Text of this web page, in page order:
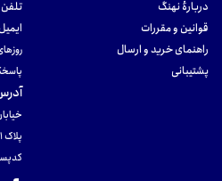
دربارهٔ نهنگ
قوانین و مقررات
راهنمای خرید و ارسال
پشتیبانی
روزهای
پلاک 121، واحد ۴.
کدپستی: